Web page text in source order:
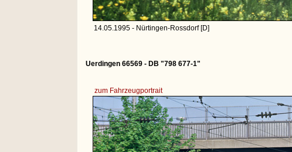
14.05.1995 - Nürtingen-Rossdorf [D]
Uerdingen 66569 - DB "798 677-1"
zum Fahrzeugportrait